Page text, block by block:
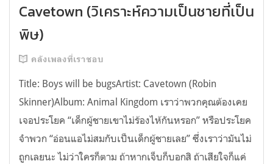
Cavetown (วิเคราะห์ความเป็นชายที่เป็น
พิษ)
คลังเพลงที่เราชอบ
Title: Boys will be bugsArtist: Cavetown (Robin
Skinner)Album: Animal Kingdom เราว่าพวกคุณต้องเคย
เจอประโยค “เด็กผู้ชายเขาไม่ร้องไห้กันหรอก” หรือประโยค
จำพวก “อ่อนแอไม่สมกับเป็นเด็กผู้ชายเลย” ซึ่งเราว่ามันไม่
ถูกเลยนะ ไม่ว่าใครก็ตาม ถ้าหากเจ็บก็บอกสิ ถ้าเสียใจก็แค่